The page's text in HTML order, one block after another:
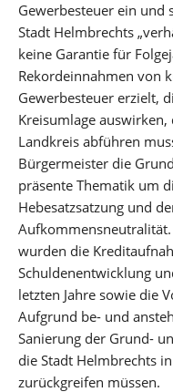
Gewerbesteuer ein und
Stadt Helmbrechts
keine Garantie für
Rekordeinnahmen von
Gewerbesteuer erzielt,
Kreisumlage
Landkreis abführen
Bürgermeister die
präsente Thematik um
Hebesatzsatzung und
Aufkommensneutralität.
wurden die
Schuldenentwicklung
letzten Jahre sowie die
Aufgrund be- und
Sanierung der Grund-
die Stadt Helmbrechts
zurückgreifen müssen.